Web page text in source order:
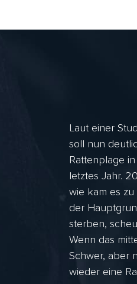
Laut einer
soll nun
Rattenplage
letztes Jahr.
wie kam es
der
sterben,
Wenn das
Schwer, aber
wieder eine